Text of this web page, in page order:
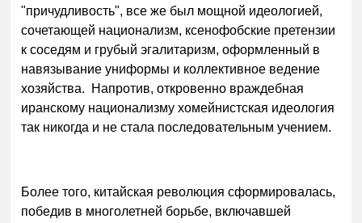
"причудливость", все же был мощной идеологией,
сочетающей национализм, ксенофобские претензии
к соседям и грубый эгалитаризм, оформленный в
навязывание униформы и коллективное ведение
хозяйства. Напротив, откровенно враждебная
иранскому национализму хомейнистская идеология
так никогда и не стала последовательным учением.
Более того, китайская революция сформировалась,
победив в многолетней борьбе, включавшей